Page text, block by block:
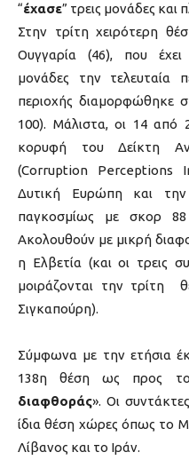
“έχασε” τρεις μονάδες και
Στην τρίτη χειρότερη
Ουγγαρία (46), που
μονάδες την τελευταία
περιοχής διαμορφώθηκε
100). Μάλιστα, οι 14
κορυφή του Δείκτη
(Corruption Perceptions
Δυτική Ευρώπη και
παγκοσμίως με σκορ
Ακολουθούν με μικρή
η Ελβετία (και οι τρεις
μοιράζονται την τρίτη
Σιγκαπούρη).
Σύμφωνα με την ετήσια
138η θέση ως προς
διαφθοράς». Οι
ίδια θέση χώρες όπως το
Λίβανος και το Ιράν.